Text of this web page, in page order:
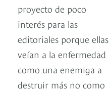
proyecto de poco
interés para las
editoriales porque ellas
veían a la enfermedad
como una enemiga a
destruir más no como